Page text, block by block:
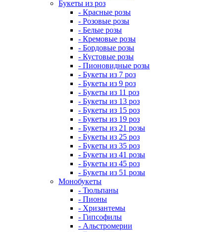
Букеты из роз
- Красные розы
- Розовые розы
- Белые розы
- Кремовые розы
- Бордовые розы
- Кустовые розы
- Пионовидные розы
- Букеты из 7 роз
- Букеты из 9 роз
- Букеты из 11 роз
- Букеты из 13 роз
- Букеты из 15 роз
- Букеты из 19 роз
- Букеты из 21 розы
- Букеты из 25 роз
- Букеты из 35 роз
- Букеты из 41 розы
- Букеты из 45 роз
- Букеты из 51 розы
Монобукеты
- Тюльпаны
- Пионы
- Хризантемы
- Гипсофилы
- Альстромерии